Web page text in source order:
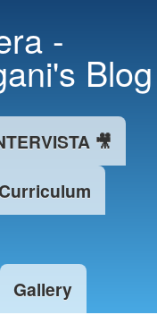
-
Blog
🎥
Curriculum
Gallery